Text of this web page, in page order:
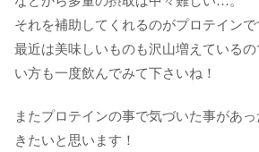
それを補助してくれるのがプロテインで
最近は美味しいものも沢山増えている
い方も一度飲んでみて下さいね！
またプロテインの事で気づいた事があ
きたいと思います！